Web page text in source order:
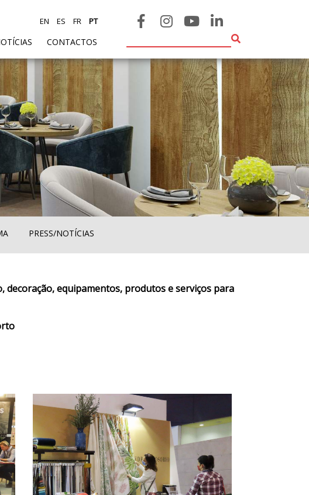
CONTACTOS
EN ES FR PT
PRESS/NOTÍCIAS
decoração, equipamentos, produtos e serviços para